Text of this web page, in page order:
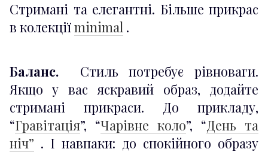
Стримані та елегантні. Більше прикрас
в колекціїminimal .
Баланс. Стиль потребує рівноваги.
Якщо у вас яскравий образ, додайте
стримані прикраси. До прикладу,
“Гравітація”, “Чарівне коло”, “День та
ніч” . І навпаки: до спокійного образу